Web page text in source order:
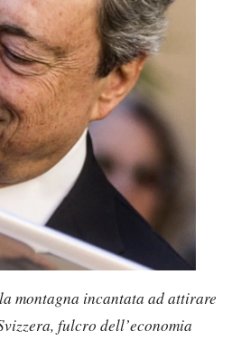
montagna incantata ad attirare
fulcro dell’economia